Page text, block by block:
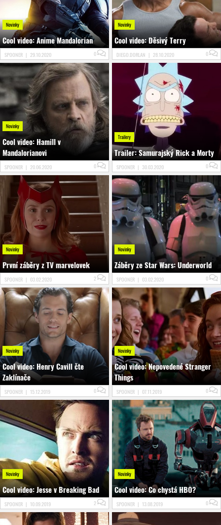
Novinky
Cool video: Anime Mandalorian
SPOONER | 29.10.2020 0
Novinky
Cool video: Děsivý Terry
DIEGO.DORLAN | 28.10.2020 0
Novinky
Cool video: Hamill v
Mandalorianovi
SPOONER | 20.06.2020 0
Trailery
Trailer: Samurajský Rick a Morty
SPOONER | 30.03.2020 0
Novinky
První záběry z TV marvelovek
SPOONER | 03.02.2020 2
Novinky
Záběry ze Star Wars: Underworld
SPOONER | 03.02.2020 0
Novinky
Cool video: Henry Cavill čte
Zaklínače
SPOONER | 15.12.2019 0
Novinky
Cool video: Nepovedené Stranger
Things
SPOONER | 07.11.2019 0
Novinky
Cool video: Jesse v Breaking Bad
SPOONER | 10.09.2019 2
Novinky
Cool video: Co chystá HBO?
SPOONER | 13.08.2019 0